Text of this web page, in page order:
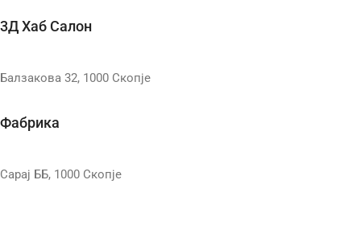
ДИЈАМЕТАР НА
ТЕМП. НА МЛАЗНИЦАТА
БРЕНДОВИ Anycubic
3Д Хаб Салон
Балзакова 32, 1000 Скопје
Фабрика
Сарај ББ, 1000 Скопје